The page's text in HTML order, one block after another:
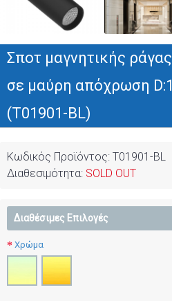
Σποτ μαγνητικής
σε μαύρη απόχρωση
(T01901-BL)
Κωδικός Προϊόντος: T01901-BL
Διαθεσιμότητα: SOLD OUT
Διαθέσιμες Επιλογές
Χρώμα